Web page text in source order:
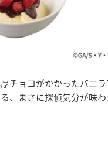
チョコがかかったバニラ
、まさに探偵気分が味